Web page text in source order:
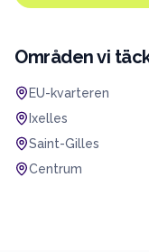
Områden vi
EU-kvarteren
Ixelles
Saint-Gilles
Centrum